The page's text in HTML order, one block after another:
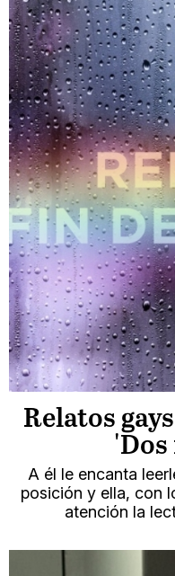
Relatos
A él le encanta
posición y ella, con
atención la